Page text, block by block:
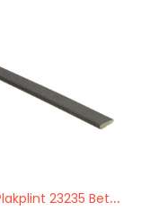
P
PC Plakplint 23235 Beton gepolijst koper